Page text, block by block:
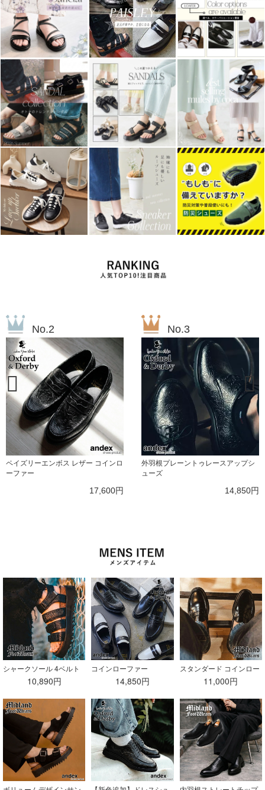
No.2
ペイズリーエンボス レザー コインロ
ーファー
17,600円
No.3
外羽根プレーントゥレースアップシ
ューズ
14,850円
シャークソール 4ベルト
サンダル10,890円
コインローファー
14,850円
スタンダード コインロー
11,000円